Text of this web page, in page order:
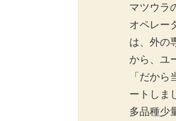
マツウラ
オペレー
は、外の
から、ユ
「だか
ートしま
多品種少